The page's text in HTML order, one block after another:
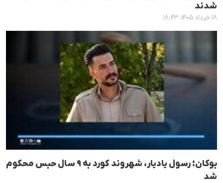
شدند
۱۸ خرداد ۱۴۰۵، ۱۸:۴۳
بوکان؛ رسول یادیار، شهروند کورد به ۹ سال حبس محکوم
شد